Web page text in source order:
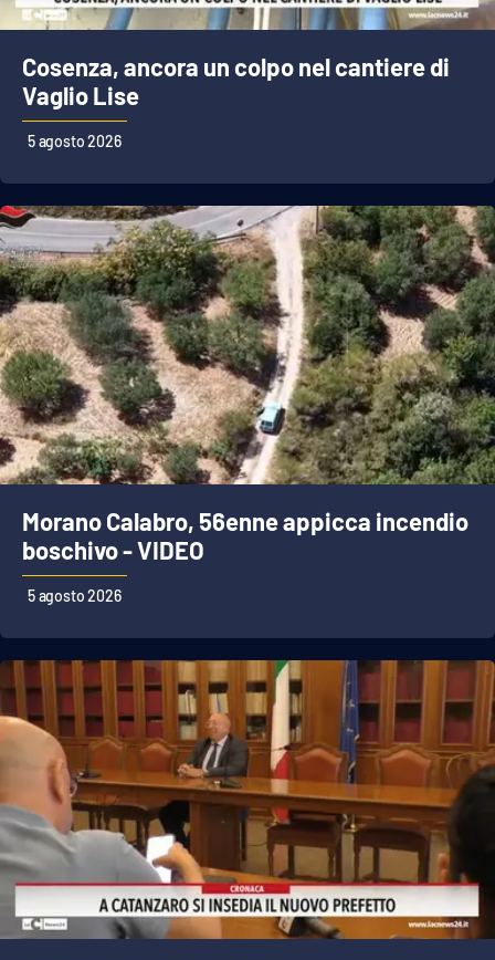
Cosenza, ancora un colpo nel cantiere di
Vaglio Lise
5 agosto 2026
Morano Calabro, 56enne appicca incendio
boschivo - VIDEO
5 agosto 2026